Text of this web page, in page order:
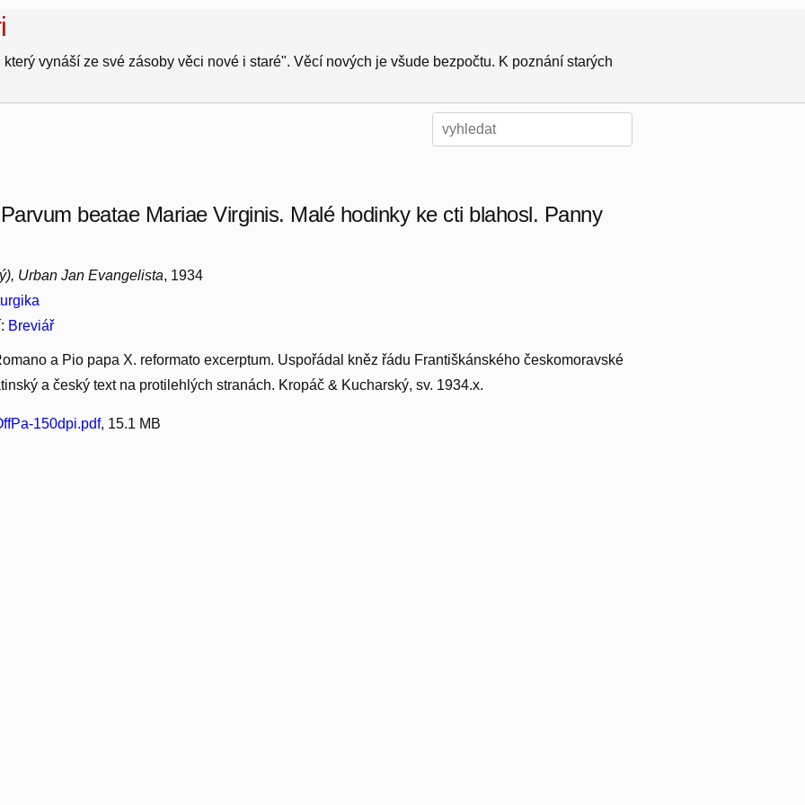
vynáší ze své zásoby věci nové i staré". Věcí nových je všude bezpočtu. K poznání starých
beatae Mariae Virginis. Malé hodinky ke cti blahosl. Panny
Urban Jan Evangelista, 1934
Breviář
a Pio papa X. reformato excerptum. Uspořádal kněz řádu Františkánského českomoravské
a český text na protilehlých stranách. Kropáč & Kucharský, sv. 1934.x.
150dpi.pdf, 15.1 MB